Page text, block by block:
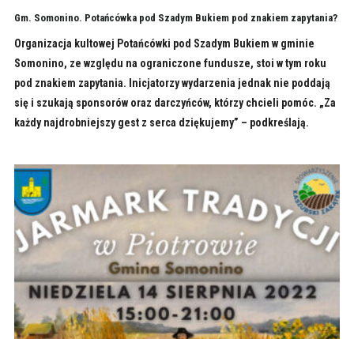
Gm. Somonino. Potańcówka pod Szadym Bukiem pod znakiem zapytania?
Organizacja kultowej Potańcówki pod Szadym Bukiem w gminie
Somonino, ze względu na ograniczone fundusze, stoi w tym roku
pod znakiem zapytania. Inicjatorzy wydarzenia jednak nie poddają
się i szukają sponsorów oraz darczyńców, którzy chcieli pomóc. „Za
każdy najdrobniejszy gest z serca dziękujemy” – podkreślają.